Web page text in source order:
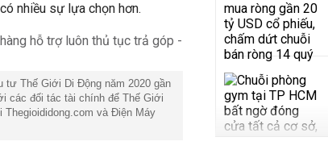
nhiều sự lựa chọn hơn.
tư Thế Giới Di Động năm 2020 gần
các đối tác tài chính để Thế Giới
và Điện Máy